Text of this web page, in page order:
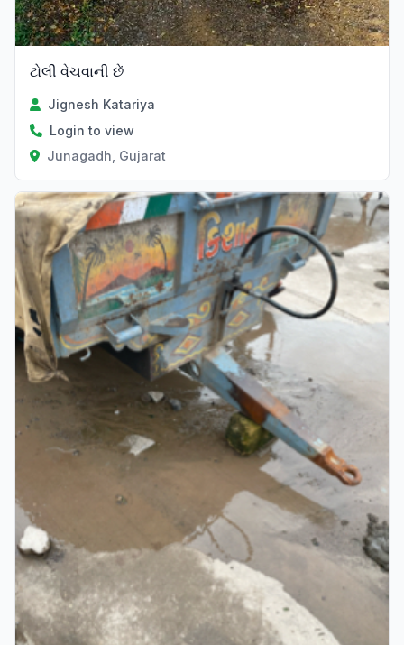
ટોલી વેચવાની છેં
Jignesh Katariya
Login to view
Junagadh, Gujarat